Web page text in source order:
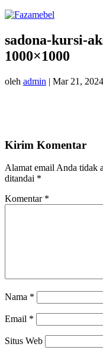
sadona-kursi-
1000×1000
oleh admin | Mar 21, 2024
Kirim Komentar
Alamat email Anda tidak
ditandai *
Komentar *
Nama *
Email *
Situs Web